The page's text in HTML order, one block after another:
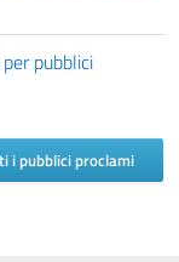
pubblici
i pubblici proclami